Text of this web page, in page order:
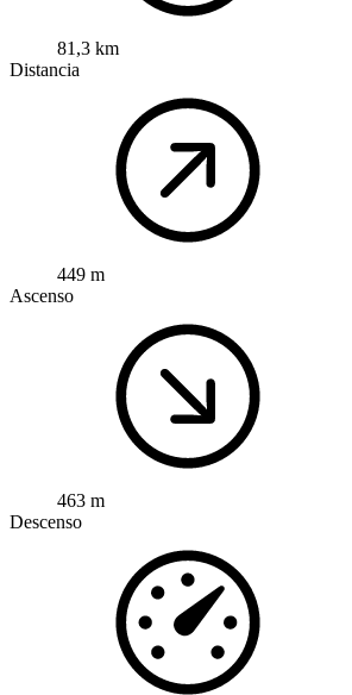
81,3 km
Distancia
449 m
Ascenso
463 m
Descenso